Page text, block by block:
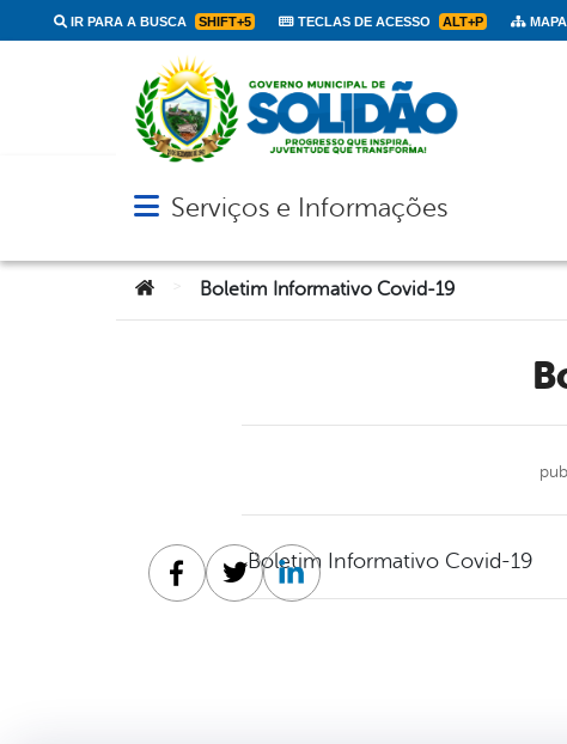
IR PARA A BUSCA SHIFT+5 TECLAS DE ACESSO ALT+P
Abrir menu principal de navegação
Serviços e Informações
Você está aqui:Boletim Informativo Covid-19
Boletim Informativo Covid-19
Facebook
TwitterLinkedin